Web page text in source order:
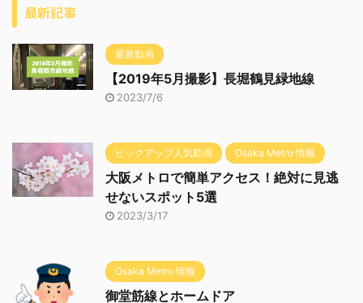
最新記事
最新動画
【2019年5月撮影】長堀鶴見緑地線
2023/7/6
ピックアップ人気動画 Osaka Metro 情報
大阪メトロで簡単アクセス！絶対に見逃
せないスポット5選
2023/3/17
Osaka Metro 情報
御堂筋線とホームドア